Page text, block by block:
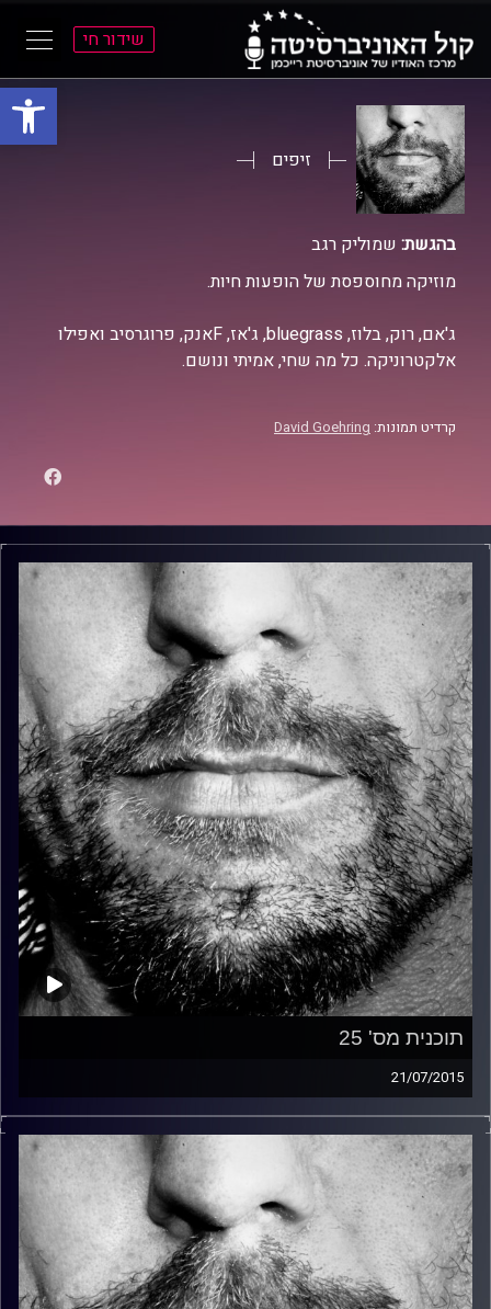
פתח
התפריט
הראשי
התוכן
הראשי
שידור חי
זיפים
בהגשת: שמוליק רגב
מוזיקה מחוספסת של הופעות חיות.
ג'אם, רוק, בלוז, bluegrass, ג'אז, Fאנק, פרוגרסיב ואפילו
אלקטרוניקה. כל מה שחי, אמיתי ונושם.
קרדיט תמונות: David Goehring
תוכנית מס' 25
21/07/2015
זיפים, מוזיקה מחוספסת של הופעות חיות. הרבה ג'אם, רוק,
בלוז, bluegrass, ג'אז, Fאנק, פרוגרסיב ואפילו אלקטרוניקה.
כל מה שחי, אמיתי ונושם.
עם שמוליק רגב.
קרדיט תמונות: David Goehring